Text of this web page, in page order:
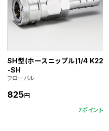
SH型(ホースニップル)1/4 K22
-SH
フローバル
825円
7ポイント